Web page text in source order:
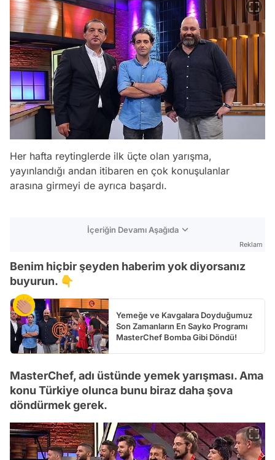
Her hafta reytinglerde ilk üçte olan yarışma,
yayınlandığı andan itibaren en çok konuşulanlar
arasına girmeyi de ayrıca başardı.
İçeriğin Devamı Aşağıda
Reklam
Benim hiçbir şeyden haberim yok diyorsanız
buyurun. 👇
Yemeğe ve Kavgalara Doyduğumuz
Son Zamanların En Sayko Programı
MasterChef Bomba Gibi Döndü!
MasterChef, adı üstünde yemek yarışması. Ama
konu Türkiye olunca bunu biraz daha şova
döndürmek gerek.